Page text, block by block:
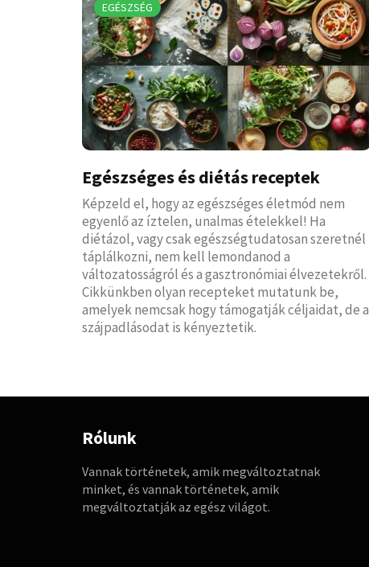
EGÉSZSÉG
Egészséges és diétás receptek
Képzeld el, hogy az egészséges életmód nem
egyenlő az íztelen, unalmas ételekkel! Ha
diétázol, vagy csak egészségtudatosan szeretnél
táplálkozni, nem kell lemondanod a
változatosságról és a gasztronómiai élvezetekről.
Cikkünkben olyan recepteket mutatunk be,
amelyek nemcsak hogy támogatják céljaidat, de a
szájpadlásodat is kényeztetik.
Rólunk
Vannak történetek, amik megváltoztatnak
minket, és vannak történetek, amik
megváltoztatják az egész világot.